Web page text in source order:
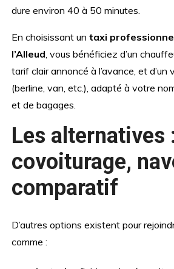
dure environ 40 à 50 minutes.
En choisissant untaxi
l’Alleud , vous bénéficiez d’un
tarif clair annoncé à l’avance, et
(berline, van, etc.), adapté à votre
et de bagages.
Les alternatives
covoiturage,
comparatif
D’autres options existent pour
comme :